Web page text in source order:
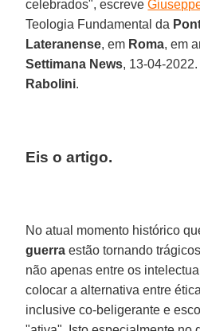
celebrados", escreve
Teologia Fundamental da
Lateranense, em Roma, em
Settimana News, 13-04-
Rabolini.
Eis o artigo.
No atual momento histórico
guerra estão tornando
não apenas entre os
colocar a alternativa entre
inclusive co-beligerante e